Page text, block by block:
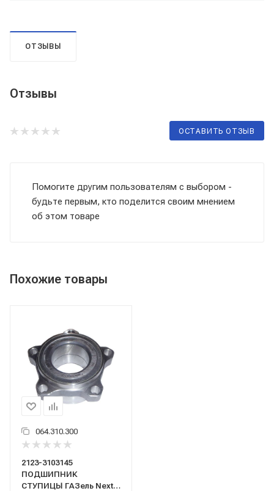
ОТЗЫВЫ
Отзывы
ОСТАВИТЬ ОТЗЫВ
Помогите другим пользователям с выбором -
будьте первым, кто поделится своим мнением
об этом товаре
Похожие товары
064.310.300
2123-3103145
ПОДШИПНИК
СТУПИЦЫ ГАЗель Next